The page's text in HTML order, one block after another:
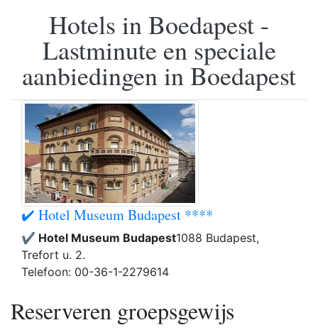
Hotels in Boedapest -
Lastminute en speciale
aanbiedingen in Boedapest
✔️ Hotel Museum Budapest ****
✔️ Hotel Museum Budapest1088 Budapest,
Trefort u. 2.
Telefoon: 00-36-1-2279614
Reserveren groepsgewijs